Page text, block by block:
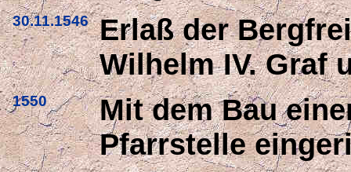
30.11.1546
Erlaß der
Wilhelm IV. Graf
1550
Mit dem Bau
Pfarrstelle